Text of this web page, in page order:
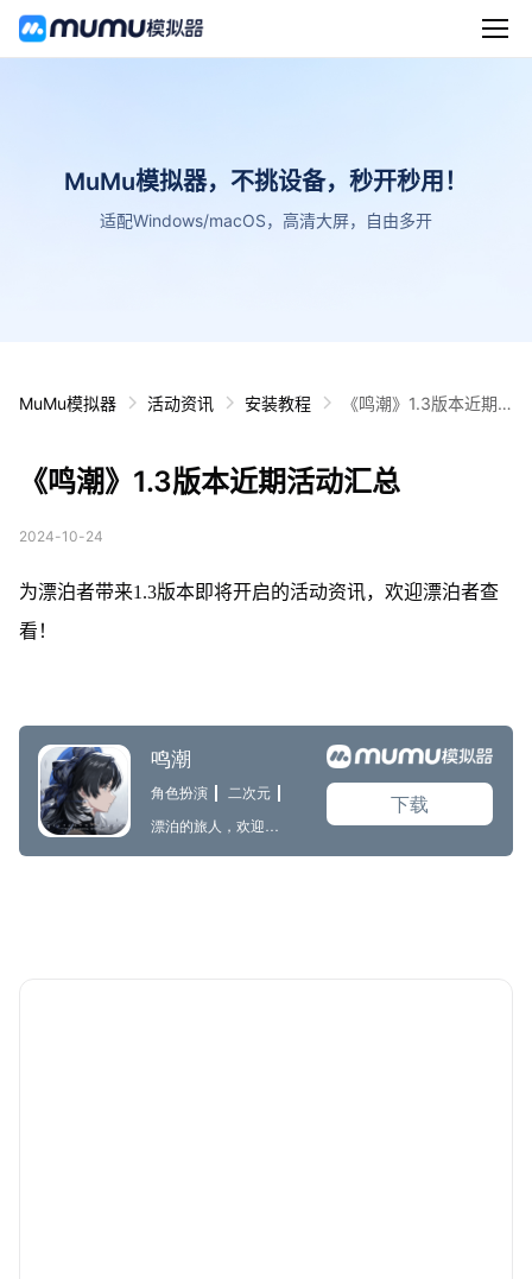
MuMu模拟器，不挑设备，秒开秒用！
适配Windows/macOS，高清大屏，自由多开
MuMu模拟器 活动资讯 安装教程
《鸣潮》1.3版本近期
《鸣潮》1.3版本近期活动汇总
2024-10-24
为漂泊者带来1.3版本即将开启的活动资讯，欢迎漂泊者查
看！